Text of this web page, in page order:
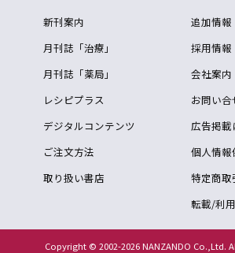
新刊案内
月刊誌「治療」
月刊誌「薬局」
レシピプラス
デジタルコンテンツ
ご注文方法
取り扱い書店
追加情報
採用情報
会社案内
お問い合
広告掲
個人情報
特定商取
転載/利
Copyright © 2002-2026 NANZANDO Co.,Ltd.